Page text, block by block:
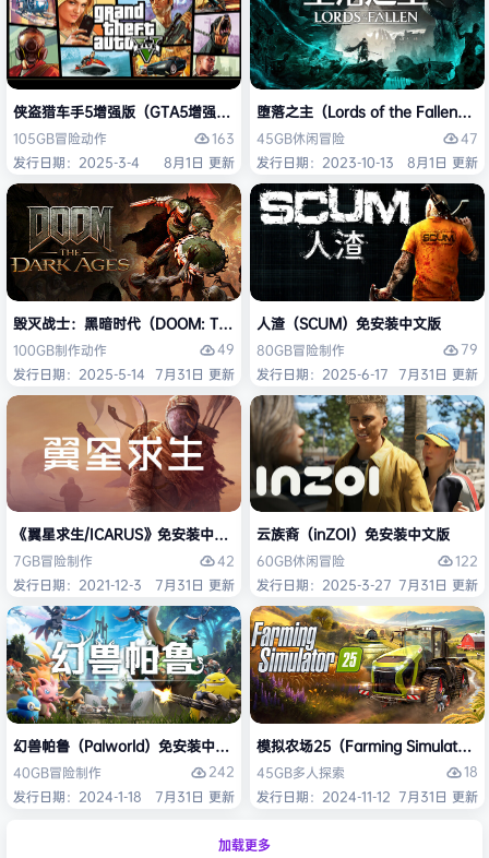
侠盗猎车手5增强版（GTA5增强版（Grand Theft Auto V Enhanced）免
105GB冒险动作
163
发行日期：2025-3-4
8月1日 更新
堕落之主（Lords of the Fallen）免
45GB休闲冒险
47
发行日期：2023-10-13
8月1日 更新
毁灭战士：黑暗时代（DOOM: The Dark Ages）免安装中文版
100GB制作动作
49
发行日期：2025-5-14 7月31日 更新
人渣（SCUM）免安装中文版
80GB冒险制作
79
发行日期：2025-6-17 7月31日 更新
《翼星求生/ICARUS》免安装中文版
7GB冒险制作
42
发行日期：2021-12-3
7月31日 更新
云族裔（inZOI）免安装中文版
60GB休闲冒险
122
发行日期：2025-3-27 7月31日 更新
幻兽帕鲁（Palworld）免安装中文版
40GB冒险制作
242
发行日期：2024-1-18
7月31日 更新
模拟农场25（Farming Simulator
45GB多人探索
18
发行日期：2024-11-12 7月31日 更新
加载更多